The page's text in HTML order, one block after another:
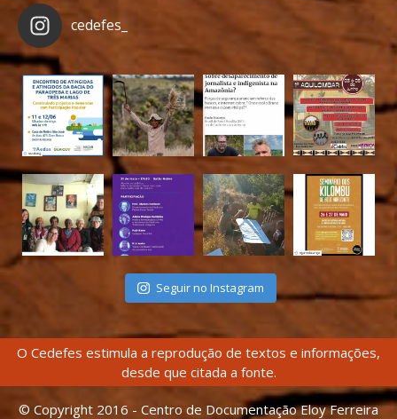
cedefes_
Seguir no Instagram
O Cedefes estimula a reprodução de textos e informações,
desde que citada a fonte.
© Copyright 2016 - Centro de Documentação Eloy Ferreira